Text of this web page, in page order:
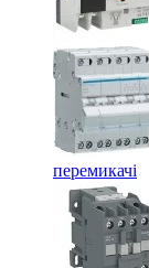
перемикачі